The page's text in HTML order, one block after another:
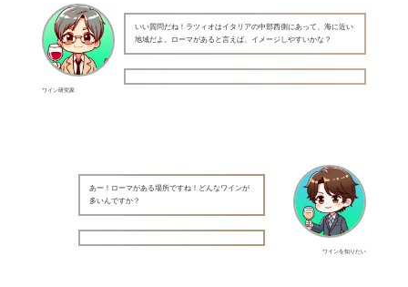
ワイン研究家
いい質問だね！ラツィオはイタリアの中部西側にあって、海に近い
地域だよ。ローマがあると言えば、イメージしやすいかな？
ワインを知りたい
あー！ローマがある場所ですね！どんなワインが
多いんですか？